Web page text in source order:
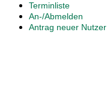
Terminliste
An-/Abmelden
Antrag neuer Nutzer